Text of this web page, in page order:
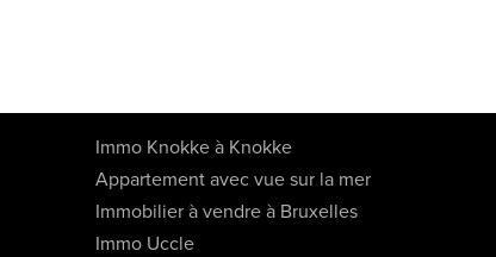
Immo Knokke à Knokke
Appartement avec vue sur la mer
Immobilier à vendre à Bruxelles
Immo Uccle